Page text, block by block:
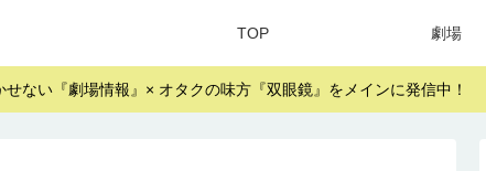
TOP 劇場
せない『劇場情報』× オタクの味方『双眼鏡』をメインに発信中！